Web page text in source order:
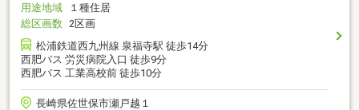
用途地域
１種住居
総区画数 2区画
松浦鉄道西九州線 泉福寺駅 徒歩14分
西肥バス 労災病院入口 徒歩9分
西肥バス 工業高校前 徒歩10分
長崎県佐世保市瀬戸越１